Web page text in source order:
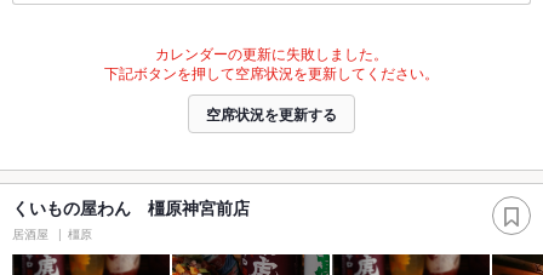
カレンダーの更新に失敗しました。
下記ボタンを押して空席状況を更新してください。
空席状況を更新する
くいもの屋わん 橿原神宮前店
居酒屋 橿原